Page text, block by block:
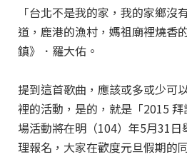
「台北不是我的家，我的家鄉沒
道，鹿港的漁村，媽祖廟裡燒香
鎮》．羅大佑。
提到這首歌曲，應該或多或少可
裡的活動，是的，就是「2015
場活動將在明（104）年5月31
理報名，大家在歡度元旦假期的